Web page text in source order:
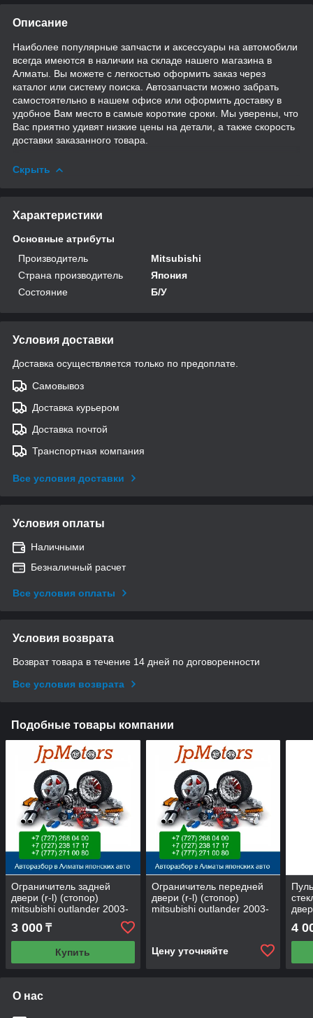
Описание
Наиболее популярные запчасти и аксессуары на автомобили
всегда имеются в наличии на складе нашего магазина в
Алматы. Вы можете с легкостью оформить заказ через
каталог или систему поиска. Автозапчасти можно забрать
самостоятельно в нашем офисе или оформить доставку в
удобное Вам место в самые короткие сроки. Мы уверены, что
Вас приятно удивят низкие цены на детали, а также скорость
доставки заказанного товара.
Скрыть
Характеристики
Основные атрибуты
Производитель
Mitsubishi
Страна производитель
Япония
Состояние
Б/У
Условия доставки
Доставка осуществляется только по предоплате.
Самовывоз
Доставка курьером
Доставка почтой
Транспортная компания
Все условия доставки
Условия оплаты
Наличными
Безналичный расчет
Все условия оплаты
Условия возврата
Возврат товара в течение 14 дней по договоренности
Все условия возврата
Подобные товары компании
Ограничитель задней
двери (r-l) (стопор)
mitsubishi outlander 2003-
3 000 ₸
Купить
Ограничитель передней
двери (r-l) (стопор)
mitsubishi outlander 2003-
Цену уточняйте
4
О нас